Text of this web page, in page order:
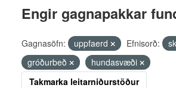
Engir gagnapakkar
Gagnasöfn: uppfaerd Efnisorð:
gróðurbeð
hundasvæði
Takmarka leitarniðurstöður